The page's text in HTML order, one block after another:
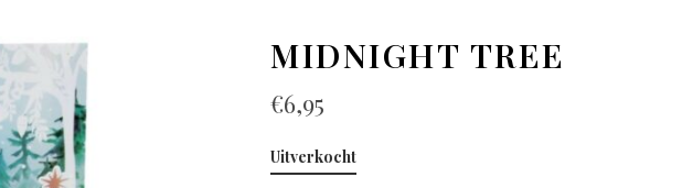
MIDNIGHT TREE
€6,95
Uitverkocht